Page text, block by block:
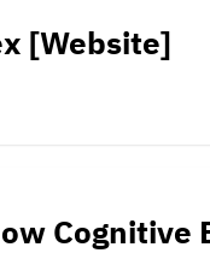
[Website]
Cognitive